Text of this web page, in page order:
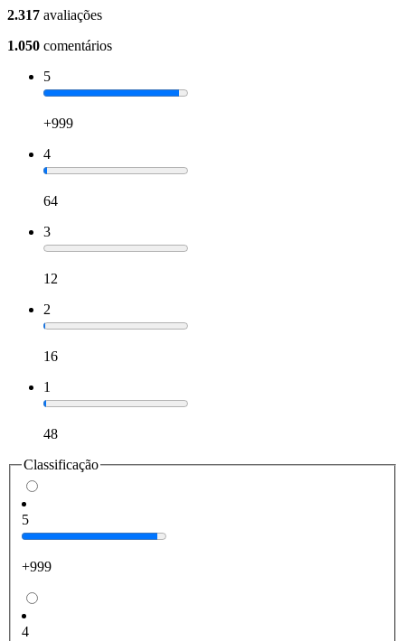
2.317 avaliações
1.050 comentários
5
+999
4
64
3
12
2
16
1
48
Classificação
5
+999
4